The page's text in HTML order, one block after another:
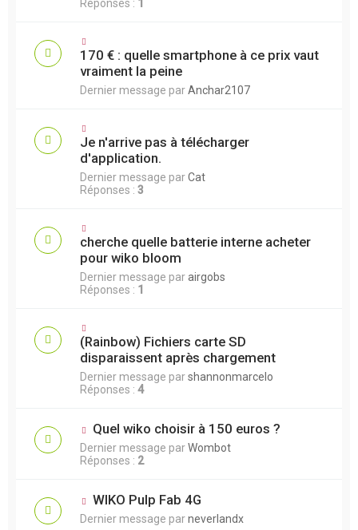
Réponses : 1
170 € : quelle smartphone à ce prix vaut
vraiment la peine
Dernier message parAnchar2107
Je n'arrive pas à télécharger
d'application.
Dernier message parCat
Réponses : 3
cherche quelle batterie interne acheter
pour wiko bloom
Dernier message parairgobs
Réponses : 1
(Rainbow) Fichiers carte SD
disparaissent après chargement
Dernier message parshannonmarcelo
Réponses : 4
Quel wiko choisir à 150 euros ?
Dernier message parWombot
Réponses : 2
WIKO Pulp Fab 4G
Dernier message parneverlandx